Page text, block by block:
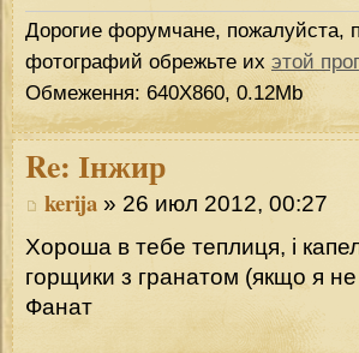
Дорогие форумчане, пожалуйста,
фотографий обрежьте ихэтой
Обмеження: 640Х860, 0.12Mb
Re: Інжир
kerija » 26 июл 2012, 00:27
Хороша в тебе теплиця, і
горщики з гранатом (якщо я
Фанат